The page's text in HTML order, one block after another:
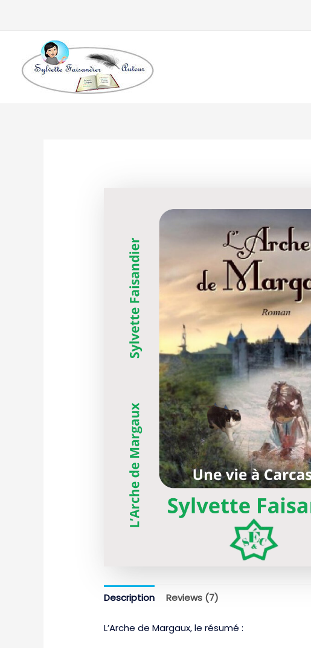
Description Reviews (7)
L’Arche de Margaux, le résumé :